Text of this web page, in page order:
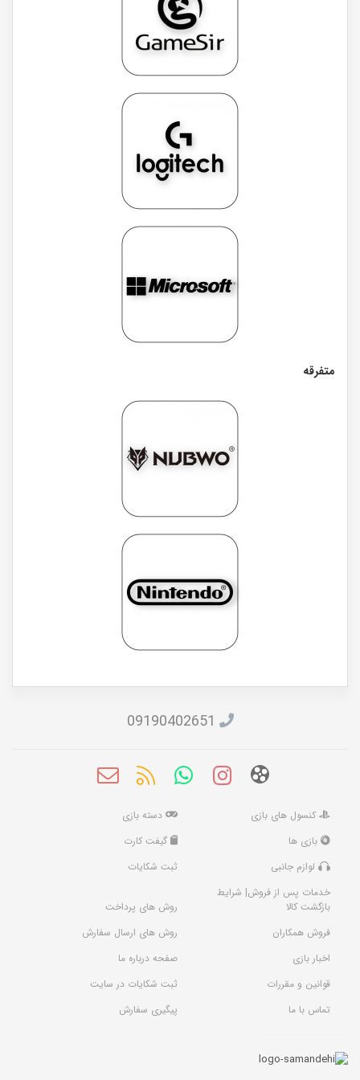
متفرقه
09190402651
کنسول های بازی
دسته بازی
بازی ها
گیفت کارت
لوازم جانبی
ثبت شکایات
خدمات پس از فروش| شرایط
بازگشت کالا
روش های پرداخت
فروش همکاران
روش های ارسال سفارش
اخبار بازی
صفحه درباره ما
قوانین و مقررات
ثبت شکایات در سایت
تماس با ما
پیگیری سفارش